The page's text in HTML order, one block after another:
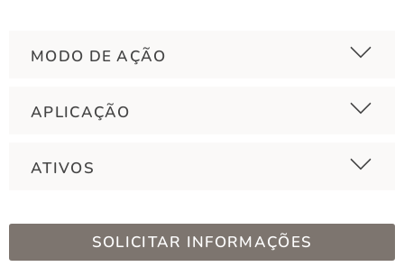
MODO DE AÇÃO
APLICAÇÃO
ATIVOS
SOLICITAR INFORMAÇÕES